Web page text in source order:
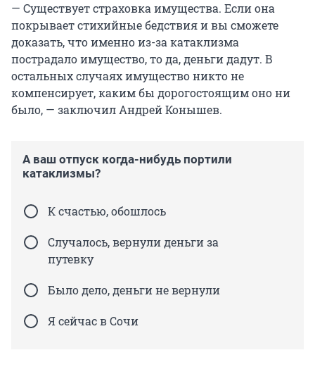
— Существует страховка имущества. Если она
покрывает стихийные бедствия и вы сможете
доказать, что именно из-за катаклизма
пострадало имущество, то да, деньги дадут. В
остальных случаях имущество никто не
компенсирует, каким бы дорогостоящим оно ни
было, — заключил Андрей Конышев.
А ваш отпуск когда-нибудь портили
катаклизмы?
К счастью, обошлось
Случалось, вернули деньги за
путевку
Было дело, деньги не вернули
Я сейчас в Сочи